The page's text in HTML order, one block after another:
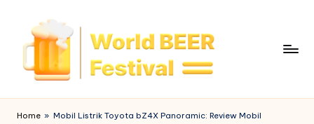
o
Home » Mobil Listrik Toyota bZ4X Panoramic: Review Mobil